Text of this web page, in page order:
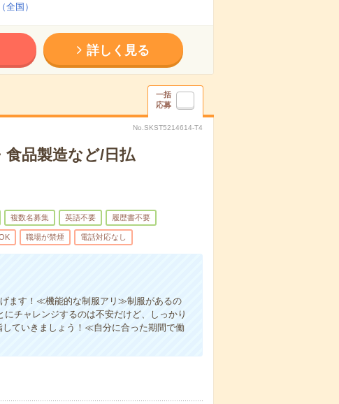
国）
詳しく見る
一括
応募
No.SKST5214614-T4
食品製造など/日払
複数名募集 英語不要 履歴書不要
職場が禁煙 電話対応なし
ます！≪機能的な制服アリ≫制服があるの
チャレンジするのは不安だけど、しっかり
ていきましょう！≪自分に合った期間で働